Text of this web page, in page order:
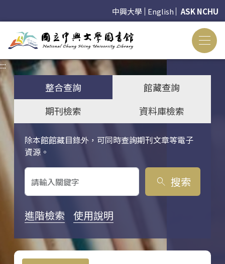
中興大學 English ASK NCHU
:::
整合查詢
館藏查詢
期刊檢索
資料庫檢索
除本館館藏目錄外，可同時查詢期刊文章等電子
資源。
關鍵字搜尋
search 搜索
進階檢索 使用說明